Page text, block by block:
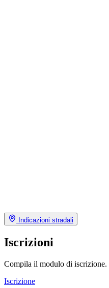
Indicazioni stradali
Iscrizioni
Compila il modulo di iscrizione.
Iscrizione